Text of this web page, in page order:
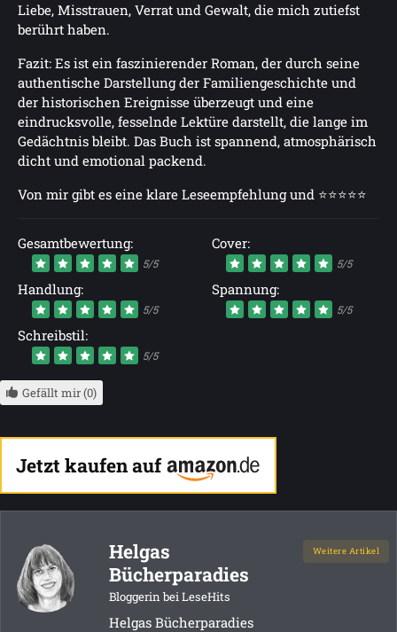
Liebe, Misstrauen, Verrat und Gewalt, die mich zutiefst
berührt haben.
Fazit: Es ist ein faszinierender Roman, der durch seine
authentische Darstellung der Familiengeschichte und
der historischen Ereignisse überzeugt und eine
eindrucksvolle, fesselnde Lektüre darstellt, die lange im
Gedächtnis bleibt. Das Buch ist spannend, atmosphärisch
dicht und emotional packend.
Von mir gibt es eine klare Leseempfehlung und ⭐⭐⭐⭐⭐
Gesamtbewertung:
5/5
Cover:
5/5
Handlung:
5/5
Spannung:
5/5
Schreibstil:
5/5
Gefällt mir (0)
Jetzt kaufen auf
Helgas
Bücherparadies
Bloggerin bei LeseHits
Weitere Artikel
Helgas Bücherparadies